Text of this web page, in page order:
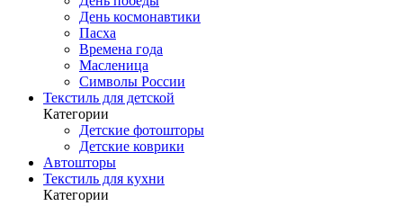
День космонавтики
Пасха
Времена года
Масленица
Символы России
Текстиль для детской
Категории
Детские фотошторы
Детские коврики
Автошторы
Текстиль для кухни
Категории